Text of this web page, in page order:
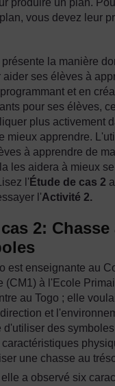
produire un plan.
vous devez leur
présente la manière
ses élèves à
et en
pour ses élèves,
plus activement
mieux apprendre.
à apprendre de
les aidera à mieux
l' Étude de cas 2
l'Activité 2.
2:
est enseignante au
(CM1) à l'Ecole
au Togo ; elle
et
d'utiliser des
une chasse au
a observé six